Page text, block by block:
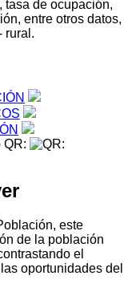
tasa de ocupación,
entre otros datos,
rural.
QR:
este
de la población
el
oportunidades del